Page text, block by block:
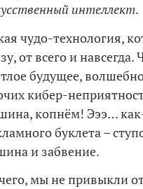
интеллект.
чудо-технология,
от всего и
будущее,
кибер-
копнём! Эээ…
буклета –
и забвение.
мы не привыкли